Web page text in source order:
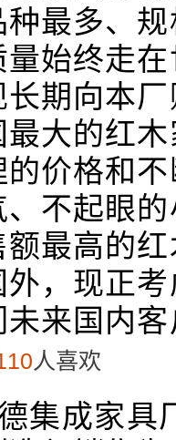
种最多、
始终走
期向本
大的红
价格和
不起眼
最高的
，现正
来国内
人喜欢
集成家具